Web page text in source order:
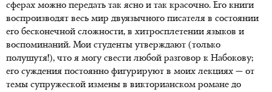
сферах можно передать так ясно и так красочно. Его книги
воспроизводят весь мир двуязычного писателя в состоянии
его бесконечной сложности, в хитросплетении языков и
воспоминаний. Мои студенты утверждают (только
полушутя!), что я могу свести любой разговор к Набокову;
его суждения постоянно фигурируют в моих лекциях — от
темы супружеской измены в викторианском романе до